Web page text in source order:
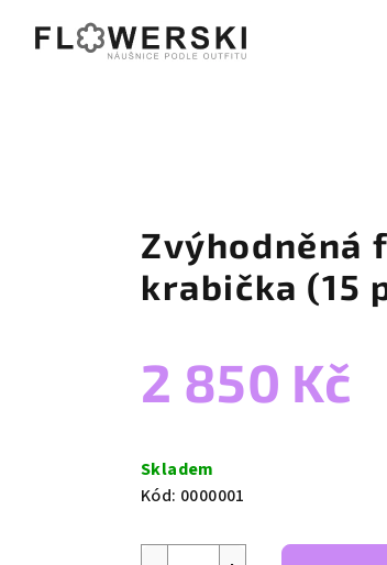
Zvýhodněná
krabička (15
2 850 Kč
cena:
Skladem
Kód: 0000001